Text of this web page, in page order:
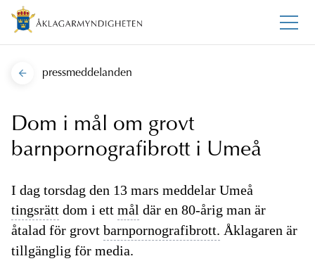
pressmeddelanden
Dom i mål om grovt
barnpornografibrott i Umeå
I dag torsdag den 13 mars meddelar Umeå
tingsrätt dom i ett mål där en 80-årig man är
åtalad för grovt barnpornografibrott. Åklagaren är
tillgänglig för media.